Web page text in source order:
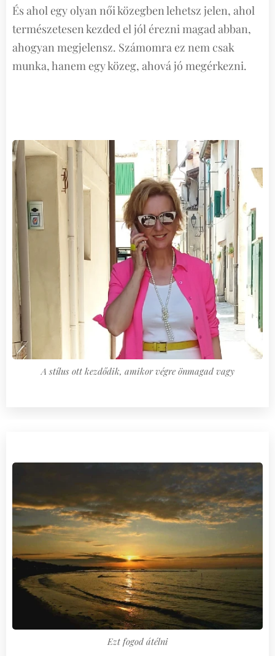
És ahol egy olyan női közegben lehetsz jelen, ahol
természetesen kezded el jól érezni magad abban,
ahogyan megjelensz. Számomra ez nem csak
munka, hanem egy közeg, ahová jó megérkezni.
A stílus ott kezdődik, amikor végre önmagad vagy
Ezt fogod átélni